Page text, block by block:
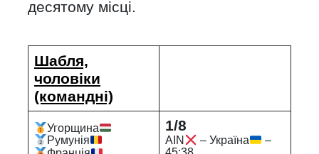
десятому місці.
Шабля,
чоловіки
(командні)
Угорщина
Румунія
1/8
AIN – Україна
–